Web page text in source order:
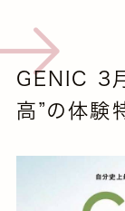
GENIC 3
高”の体験